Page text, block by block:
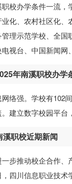
校办学条件一流，
化、农村社区化、
管理示范学校、全
视台、中国新闻网
年南溪职校办学
络强。学校有102
建立数字校园平台
溪职校近期新闻
一步推动校企合作、
四川信息职业技术